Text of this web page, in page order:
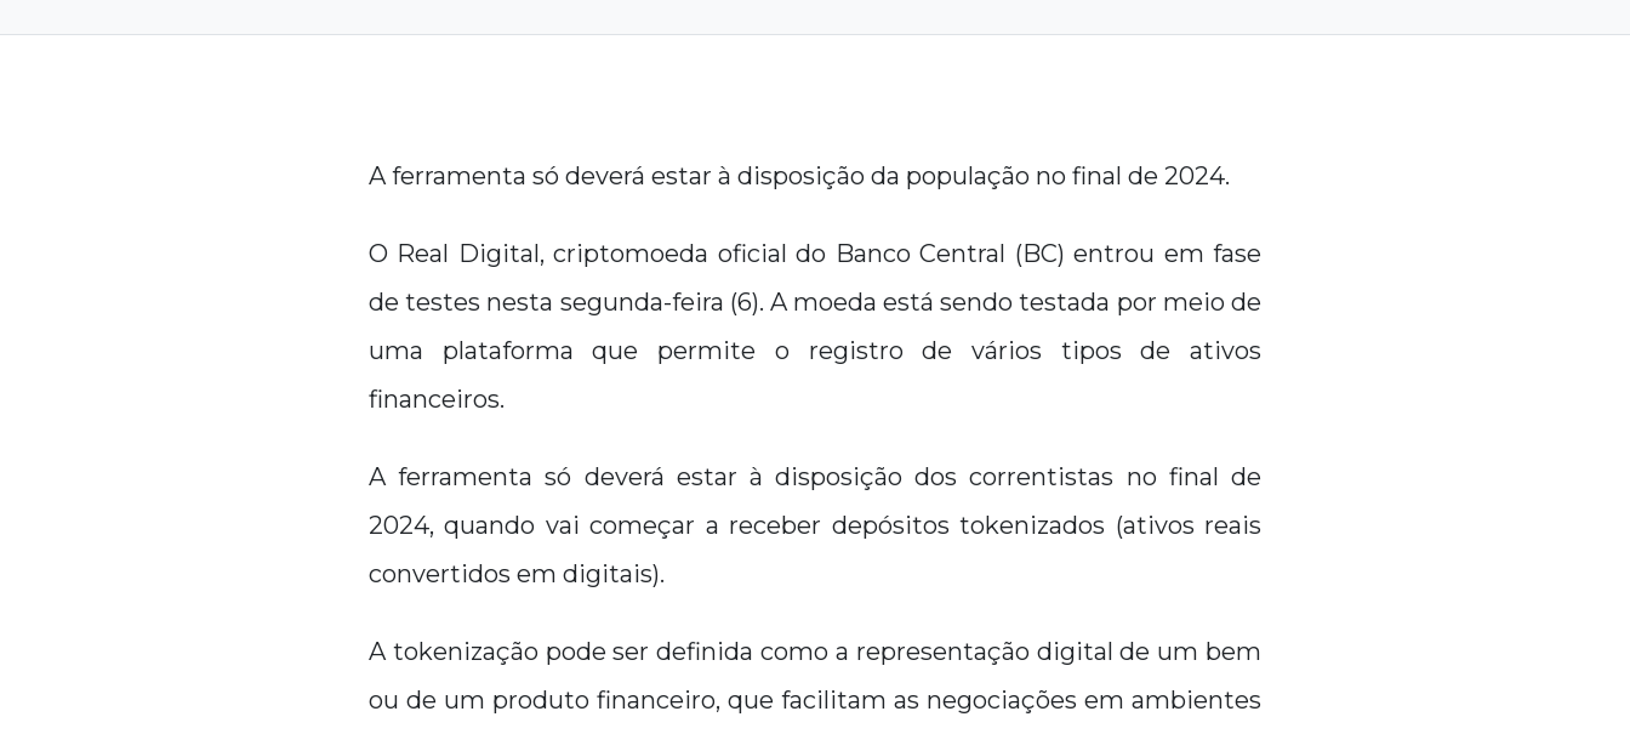
A ferramenta só deverá estar à disposição da população no final de 2024.
O Real Digital, criptomoeda oficial do Banco Central (BC) entrou em fase
de testes nesta segunda-feira (6). A moeda está sendo testada por meio de
uma plataforma que permite o registro de vários tipos de ativos
financeiros.
A ferramenta só deverá estar à disposição dos correntistas no final de
2024, quando vai começar a receber depósitos tokenizados (ativos reais
convertidos em digitais).
A tokenização pode ser definida como a representação digital de um bem
ou de um produto financeiro, que facilitam as negociações em ambientes